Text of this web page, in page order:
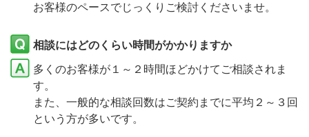
お客様のペースでじっくりご検討くださいませ。
相談にはどのくらい時間がかかりますか
多くのお客様が１～２時間ほどかけてご相談されま
す。
また、一般的な相談回数はご契約までに平均２～３回
という方が多いです。